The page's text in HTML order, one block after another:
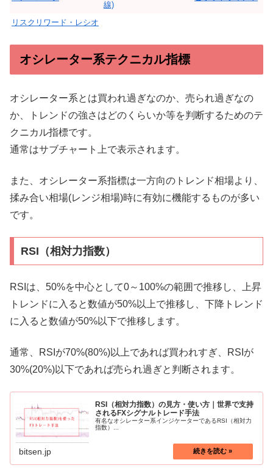
線)
リスクリワード・レシオ
オシレーター系テクニカル指標
オシレーター系とは買われ過ぎなのか、売られ過ぎなの
か、トレンドの強さはどのくらいか等を判断するためのテ
クニカル指標です。
通常はサブチャート上で表示されます。
また、オシレーター系指標は一方向のトレンド相場より、
揉み合い相場(レンジ相場)時に有効に機能するものが多い
です。
RSI（相対力指数）
RSIは、50%を中心として0～100%の範囲で推移し、上昇
トレンドに入ると数値が50%以上で推移し、下降トレンド
に入ると数値が50%以下で推移します。
通常、RSIが70%(80%)以上であれば買われすぎ、RSIが
30%(20%)以下であれば売られ過ぎと判断されます。
RSI（相対力指数）の見方・使い方｜世界で支持
されるFXシグナルトレード手法
有名なオシレーター系インジケーターであるRSI（相対力
指数）...
bitsen.jp